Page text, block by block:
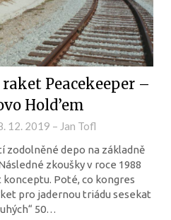
Peacekeeper –
Hold’em
12. 2019 – Jan Tofl
zodolněné depo na základně
zkoušky v roce 1988
Poté, co kongres
pro jadernou triádu sesekat
50…